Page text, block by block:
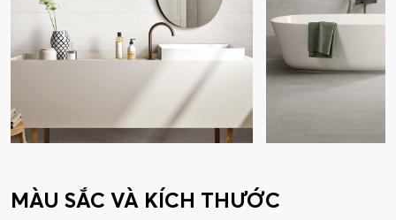
MÀU SẮC VÀ KÍCH THƯỚC